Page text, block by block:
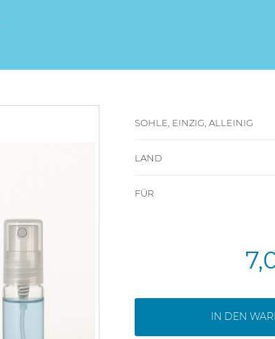
SOHLE, EINZIG, ALLEINIG
LAND
FÜR
IN DEN